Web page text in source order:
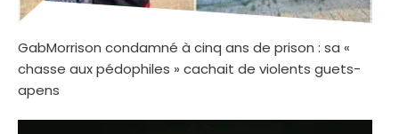
GabMorrison condamné à cinq ans de prison : sa «
chasse aux pédophiles » cachait de violents guets-
apens